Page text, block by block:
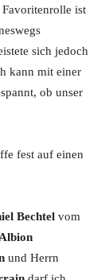
ist
sich jedoch
kann mit einer
ob unser
fest auf einen
Bechtel vom
Albion
und Herrn